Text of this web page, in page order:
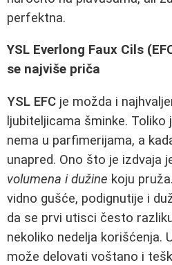
perfektna.
YSL Everlong Faux Cils
se najviše priča
YSL EFC je možda i
ljubiteljicama šminke.
nema u parfimerijama, a
unapred. Ono što je izdvaja
volumena i dužine koju
vidno gušće, podignutije i
da se prvi utisci često
nekoliko nedelja korišćenja.
može delovati voštano i